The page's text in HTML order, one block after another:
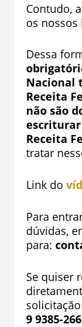
Contudo,
os
Dessa
Nacional
Receita
não são
Receita
tratar
Link do
Para
dúvidas,
para:
Se quiser
9 9385-